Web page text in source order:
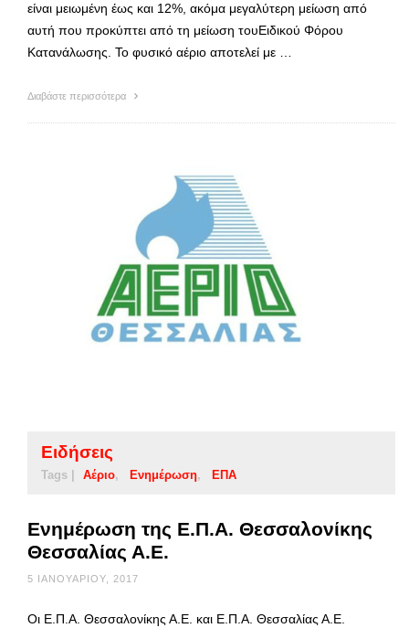
είναι μειωμένη έως και 12%, ακόμα μεγαλύτερη μείωση από
αυτή που προκύπτει από τη μείωση τουΕιδικού Φόρου
Κατανάλωσης. Το φυσικό αέριο αποτελεί με …
Διαβάστε περισσότερα
Ειδήσεις
Tags | Αέριο Ενημέρωση ΕΠΑ
Ενημέρωση της Ε.Π.Α. Θεσσαλονίκης
Θεσσαλίας Α.Ε.
5 ΙΑΝΟΥΑΡΊΟΥ, 2017
Οι Ε.Π.Α. Θεσσαλονίκης Α.Ε. και Ε.Π.Α. Θεσσαλίας Α.Ε.